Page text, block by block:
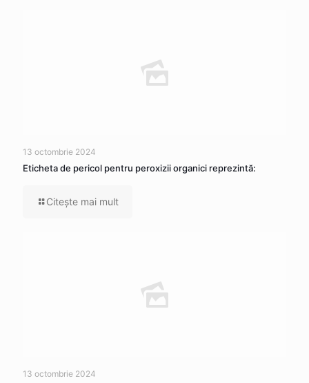
13 octombrie 2024
Eticheta de pericol pentru peroxizii organici reprezintă:
Citeşte mai mult
13 octombrie 2024